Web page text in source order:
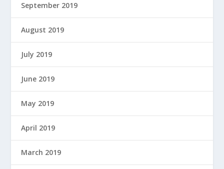
September 2019
August 2019
July 2019
June 2019
May 2019
April 2019
March 2019